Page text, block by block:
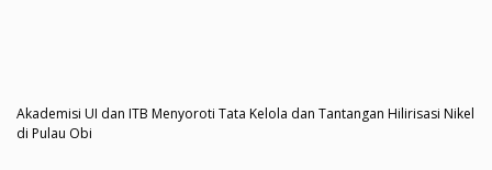
Akademisi UI dan ITB Menyoroti Tata Kelola dan Tantangan Hilirisasi Nikel
di Pulau Obi